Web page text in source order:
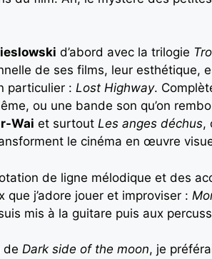
d’abord avec la trilogie
de ses films, leur esthétique,
particulier : Lost Highway.
ou une bande son qu’on
Wai et surtout Les anges déchus,
le cinéma en œuvre
de ligne mélodique et des
j’adore jouer et improviser :
mis à la guitare puis aux
de Dark side of the moon, je